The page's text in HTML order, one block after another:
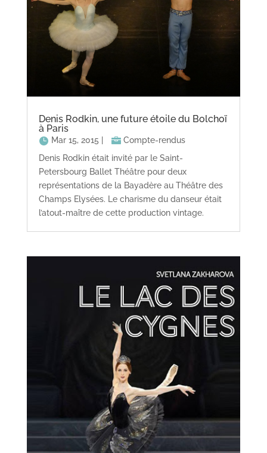
Denis Rodkin, une future étoile du Bolchoï
à Paris
Mar 15, 2015
Compte-rendus
Denis Rodkin était invité par le Saint-
Petersbourg Ballet Théâtre pour deux
représentations de la Bayadère au Théâtre des
Champs Elysées. Le charisme du danseur était
l’atout-maître de cette production vintage.